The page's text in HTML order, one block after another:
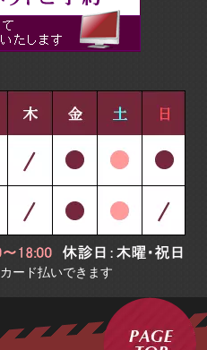
カード払いできます